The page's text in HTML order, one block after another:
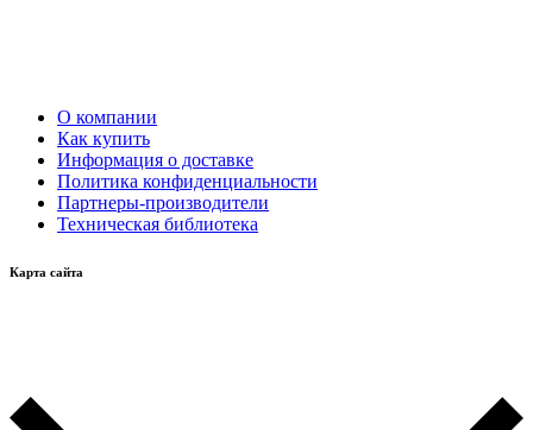
О компании
Как купить
Информация о доставке
Политика конфиденциальности
Партнеры-производители
Техническая библиотека
Карта сайта